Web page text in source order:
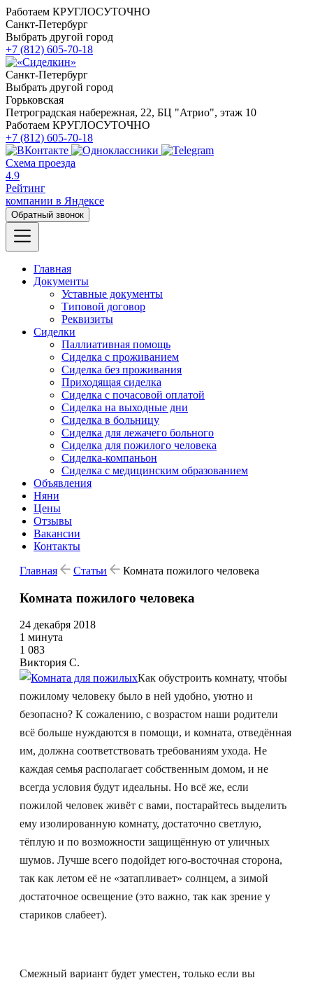
Работаем КРУГЛОСУТОЧНО
Санкт-Петербург
Выбрать другой город
+7 (812) 605-70-18
Санкт-Петербург
Выбрать другой город
Горьковская
Петроградская набережная, 22, БЦ "Атрио", этаж 10
Работаем КРУГЛОСУТОЧНО
+7 (812) 605-70-18
Схема проезда
4.9
Рейтинг
компании в Яндексе
Обратный звонок
Главная
Документы
Уставные документы
Типовой договор
Реквизиты
Сиделки
Паллиативная помощь
Сиделка с проживанием
Сиделка без проживания
Приходящая сиделка
Сиделка с почасовой оплатой
Сиделка на выходные дни
Сиделка в больницу
Сиделка для лежачего больного
Сиделка для пожилого человека
Сиделка-компаньон
Сиделка с медицинским образованием
Объявления
Няни
Цены
Отзывы
Вакансии
Контакты
Главная Статьи Комната пожилого человека
Комната пожилого человека
24 декабря 2018
1 минута
1 083
Виктория С.
Как обустроить комнату, чтобы
пожилому человеку было в ней удобно, уютно и
безопасно? К сожалению, с возрастом наши родители
всё больше нуждаются в помощи, и комната, отведённая
им, должна соответствовать требованиям ухода. Не
каждая семья располагает собственным домом, и не
всегда условия будут идеальны. Но всё же, если
пожилой человек живёт с вами, постарайтесь выделить
ему изолированную комнату, достаточно светлую,
тёплую и по возможности защищённую от уличных
шумов. Лучше всего подойдет юго-восточная сторона,
так как летом её не «затапливает» солнцем, а зимой
достаточное освещение (это важно, так как зрение у
стариков слабеет).
Смежный вариант будет уместен, только если вы